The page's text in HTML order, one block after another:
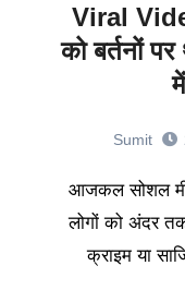
Viral
को बर्तनों
Sumit
आजकल सोशल मीडिया पर वायरल हो रही एक घटना ने
लोगों को अंदर
क्राइम या